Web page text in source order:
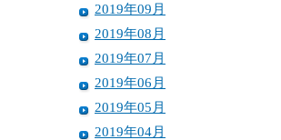
2019年09月
2019年08月
2019年07月
2019年06月
2019年05月
2019年04月